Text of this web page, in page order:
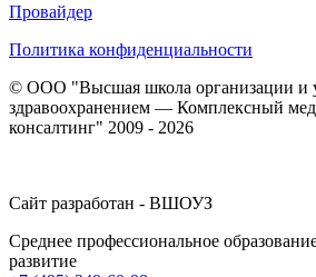
Провайдер
Политика конфиденциальности
© ООО "Высшая школа организации и
здравоохранением — Комплексный
консалтинг" 2009 - 2026
Сайт разработан - ВШОУЗ
Среднее профессиональное
развитие